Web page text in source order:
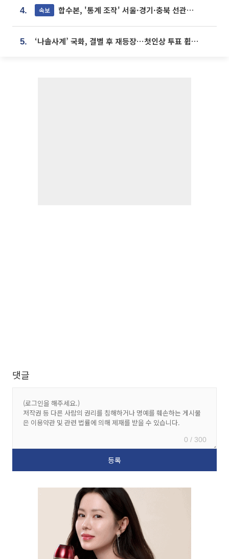
4. 속보 합수본, '통계 조작' 서울·경기·충북 선관위 등 추가 압수수색
5. ‘나솔사계’ 국화, 결별 후 재등장⋯첫인상 투표 휩쓸고 ‘인기녀’ 등극
댓글
0 / 300